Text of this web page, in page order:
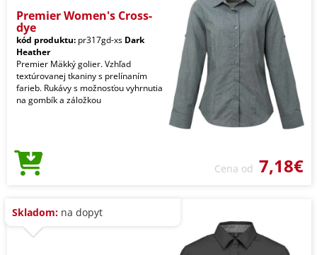
Premier Women's Cross-
dye
kód produktu: pr317gd-xs Dark
Heather
Premier Mäkký golier. Vzhľad
textúrovanej tkaniny s prelínaním
farieb. Rukávy s možnosťou vyhrnutia
na gombík a záložkou
Cena od 7,18€
Skladom: na dopyt